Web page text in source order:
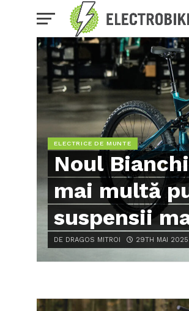
ELECTRICE DE MUNTE
Noul
mai multă
suspensii
DE DRAGOS MITROI 29TH MAI 2025